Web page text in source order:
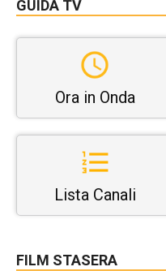
GUIDA TV
Ora in Onda
Lista Canali
FILM STASERA